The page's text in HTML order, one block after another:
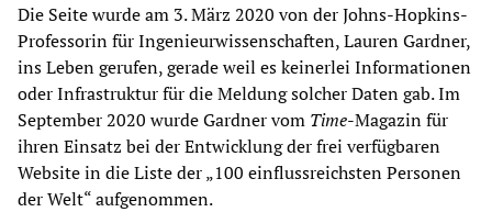
Die Seite wurde am 3. März 2020 von der Johns-Hopkins-
Professorin für Ingenieurwissenschaften, Lauren Gardner,
ins Leben gerufen, gerade weil es keinerlei Informationen
oder Infrastruktur für die Meldung solcher Daten gab. Im
September 2020 wurde Gardner vom Time-Magazin für
ihren Einsatz bei der Entwicklung der frei verfügbaren
Website in die Liste der „100 einflussreichsten Personen
der Welt“ aufgenommen.